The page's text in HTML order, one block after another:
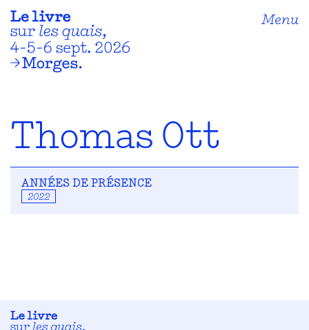
Menu
Thomas Ott
ANNÉES DE PRÉSENCE
2022